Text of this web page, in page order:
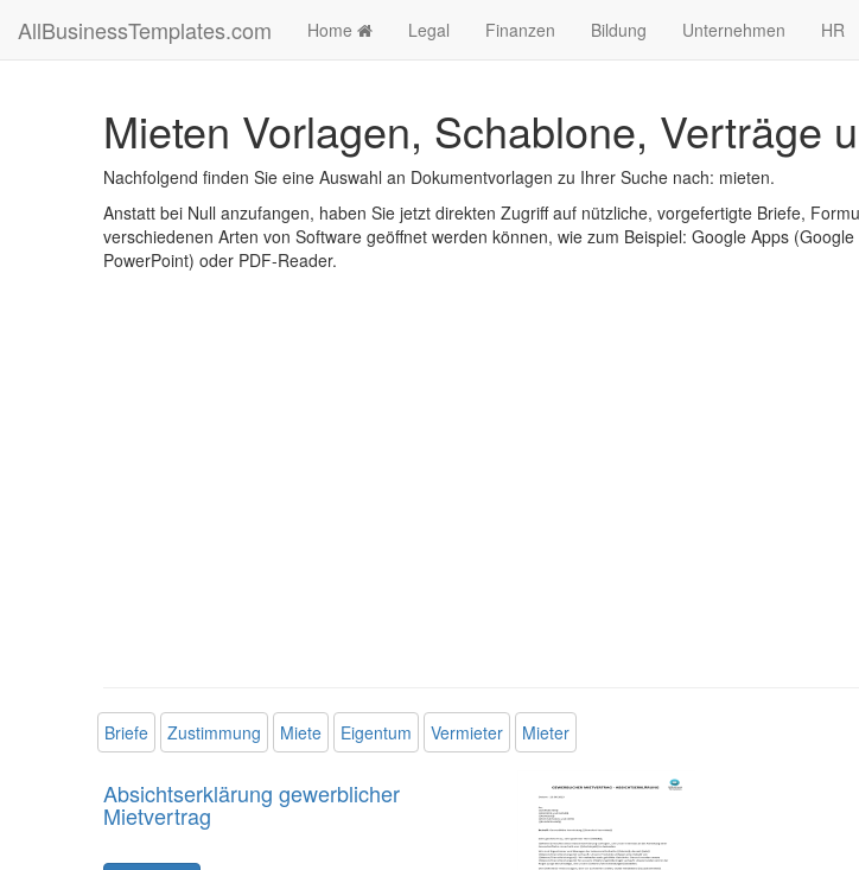
AllBusinessTemplates.com Home Legal Finanzen Bildung Unternehmen HR
Mieten Vorlagen, Schablone, Verträge
Nachfolgend finden Sie eine Auswahl an Dokumentvorlagen zu Ihrer Suche nach: mieten.
Anstatt bei Null anzufangen, haben Sie jetzt direkten Zugriff auf nützliche, vorgefertigte Briefe,
verschiedenen Arten von Software geöffnet werden können, wie zum Beispiel: Google Apps
PowerPoint) oder PDF-Reader.
Briefe Zustimmung Miete Eigentum Vermieter Mieter
Absichtserklärung gewerblicher
Mietvertrag